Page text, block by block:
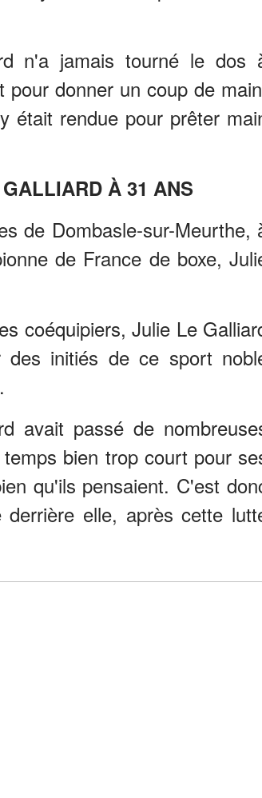
n'a jamais tourné le dos
pour donner un coup de
était rendue pour prêter
À 31 ANS
de Dombasle-sur-Meurthe,
de France de boxe,
coéquipiers, Julie Le
initiés de ce sport
avait passé de
bien trop court pour
qu'ils pensaient. C'est
derrière elle, après cette